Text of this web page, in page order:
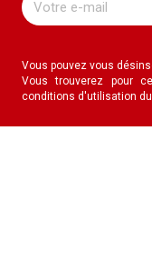
Vous pouvez vous
Vous trouverez pour
conditions d'utilisation